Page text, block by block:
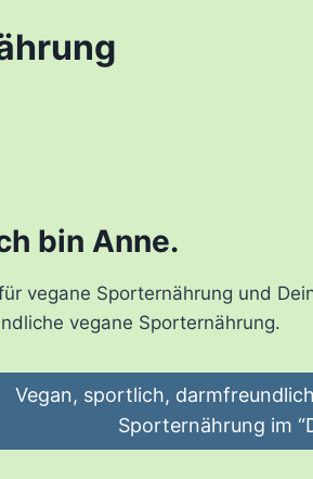
bin Anne.
vegane Sporternährung und
vegane Sporternährung.
Vegan, sportlich,
Sporternährung im